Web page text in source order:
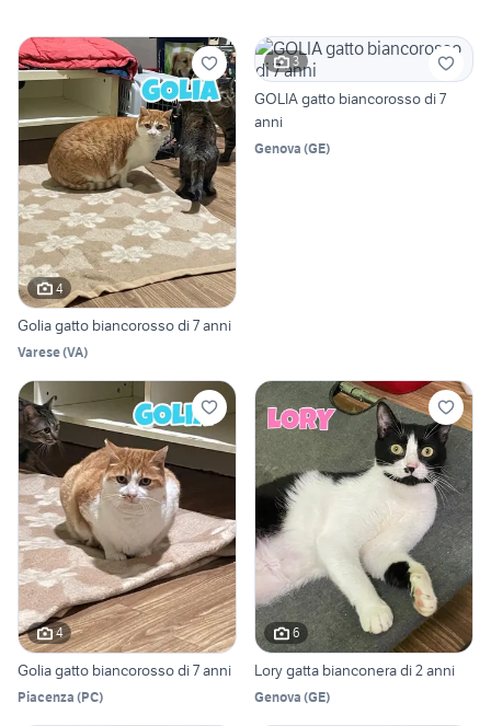
4
Golia gatto biancorosso di 7 anni
Varese(VA)
3
GOLIA gatto biancorosso di 7
anni
Genova (GE)
4
Golia gatto biancorosso di 7 anni
Piacenza (PC)
6
Lory gatta bianconera di 2 anni
Genova (GE)